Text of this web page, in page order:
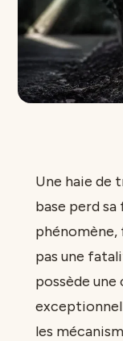
Une haie de
base perd
phénomène,
pas une
possède
les